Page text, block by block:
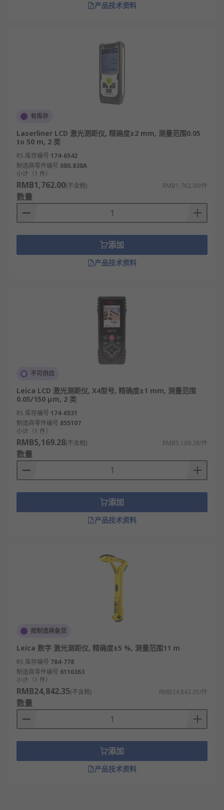
产品技术资料
有库存
Laserliner LCD 激光测距仪, 精确度±2 mm, 测量范围0.05
to 50 m, 2 类
RS 库存编号 174-6542
制造商零件编号 080.838A
小计（1 件）
RMB1,762.00(不含税) RMB1,762.00/件
数量
添加
产品技术资料
不可供应
Leica LCD 激光测距仪, X4型号, 精确度±1 mm, 测量范围
0.05/150 μm, 2 类
RS 库存编号 174-6531
制造商零件编号 855107
小计（1 件）
RMB5,169.28(不含税) RMB5,169.28/件
数量
添加
产品技术资料
按制造商备货
Leica 数字 激光测距仪, 精确度±5 %, 测量范围11 m
RS 库存编号 784-778
制造商零件编号 6110363
小计（1 件）
RMB24,842.35(不含税) RMB24,842.35/件
数量
添加
产品技术资料